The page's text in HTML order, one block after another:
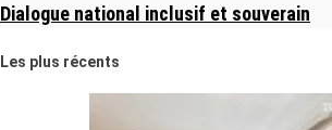
Dialogue national inclusif et souverain
Les plus récents